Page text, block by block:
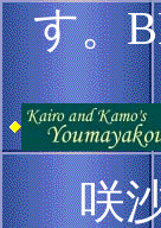
す。
咲沙